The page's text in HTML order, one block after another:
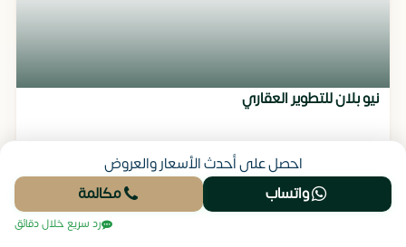
نيو بلان للتطوير العقاري
احصل على أحدث الأسعار والعروض
واتساب
مكالمة
رد سريع خلال دقائق